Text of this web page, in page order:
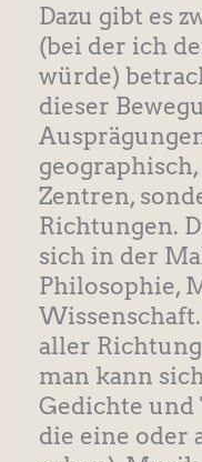
Dazu gibt es
(bei der ich
würde)
dieser
Zentren,
Richtungen.
sich in der
Philosophie,
aller
man kann
Gedichte und
die eine oder